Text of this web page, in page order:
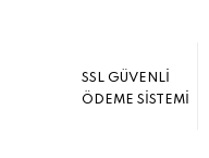
SSL GÜVENLİ
ÖDEME SİSTEMİ